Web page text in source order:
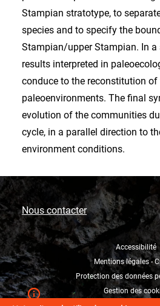
Stampian stratotype, to
species and to specify the
Stampian/upper Stampian. In a
results interpreted in
conduce to the reconstitution of
paleoenvironments. The final
evolution of the communities
cycle, in a parallel direction to
environment conditions.
Nous contacter
Accessibilité
Mentions légales -
Protection des données
Gestion des